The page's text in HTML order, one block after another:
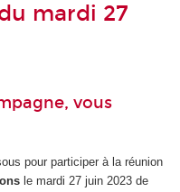
mardi 27
vous
pour participer à la réunion
le mardi 27 juin 2023 de